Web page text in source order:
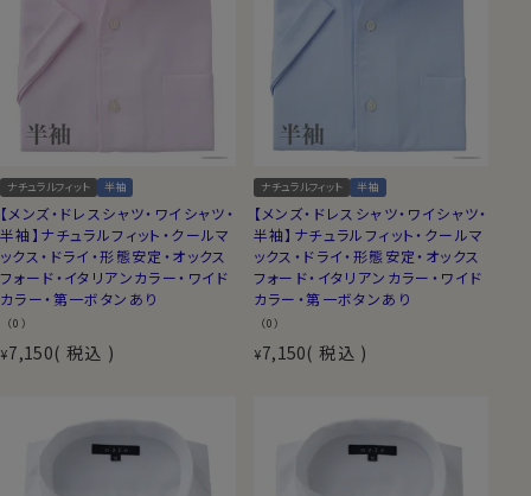
ナチュラルフィット 半袖
【メンズ・ドレスシャツ・ワイシャツ・
半袖】ナチュラルフィット・クールマ
ックス・ドライ・形態安定・オックス
フォード・イタリアンカラー・ワイド
カラー・第一ボタンあり
（0）
¥7,150 税込
ナチュラルフィット 半袖
【メンズ・ドレスシャツ・ワイシャツ・
半袖】ナチュラルフィット・クールマ
ックス・ドライ・形態安定・オックス
フォード・イタリアンカラー・ワイド
カラー・第一ボタンあり
（0）
¥7,150 税込